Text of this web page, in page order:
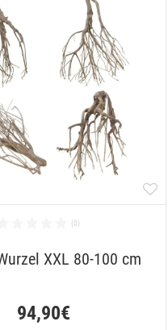
XXL 80-100 cm
94,90€